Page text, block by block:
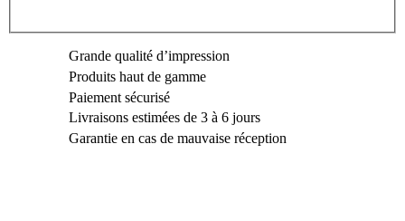
Grande qualité d’impression
Produits haut de gamme
Paiement sécurisé
Livraisons estimées de 3 à 6 jours
Garantie en cas de mauvaise réception